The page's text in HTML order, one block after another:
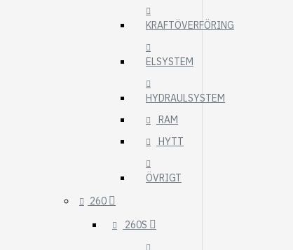
KRAFTÖVERFÖRING
ELSYSTEM
HYDRAULSYSTEM
RAM
HYTT
ÖVRIGT
260
260S